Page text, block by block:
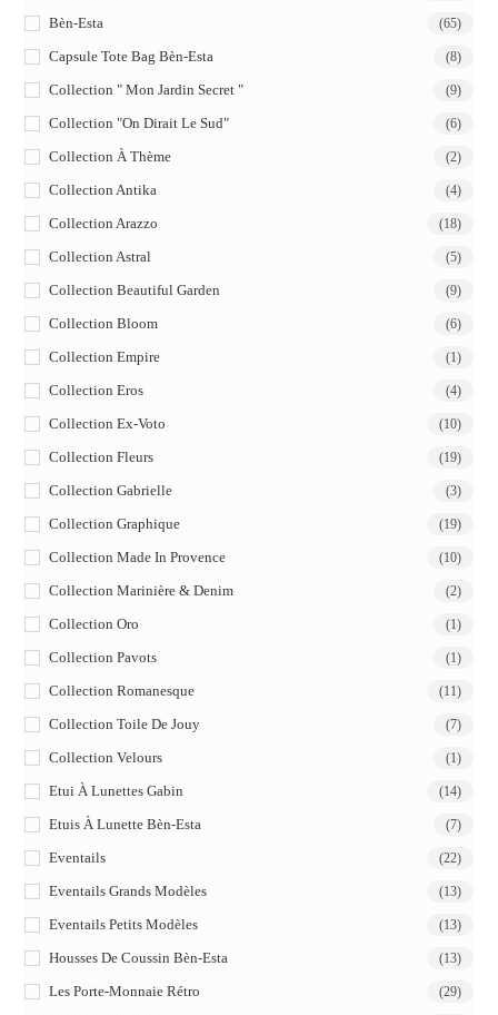
Bèn-Esta (65)
Capsule Tote Bag Bèn-Esta (8)
Collection " Mon Jardin Secret " (9)
Collection "On Dirait Le Sud" (6)
Collection À Thème (2)
Collection Antika (4)
Collection Arazzo (18)
Collection Astral (5)
Collection Beautiful Garden (9)
Collection Bloom (6)
Collection Empire (1)
Collection Eros (4)
Collection Ex-Voto (10)
Collection Fleurs (19)
Collection Gabrielle (3)
Collection Graphique (19)
Collection Made In Provence (10)
Collection Marinière & Denim (2)
Collection Oro (1)
Collection Pavots (1)
Collection Romanesque (11)
Collection Toile De Jouy (7)
Collection Velours (1)
Etui À Lunettes Gabin (14)
Etuis À Lunette Bèn-Esta (7)
Eventails (22)
Eventails Grands Modèles (13)
Eventails Petits Modèles (13)
Housses De Coussin Bèn-Esta (13)
Les Porte-Monnaie Rétro (29)